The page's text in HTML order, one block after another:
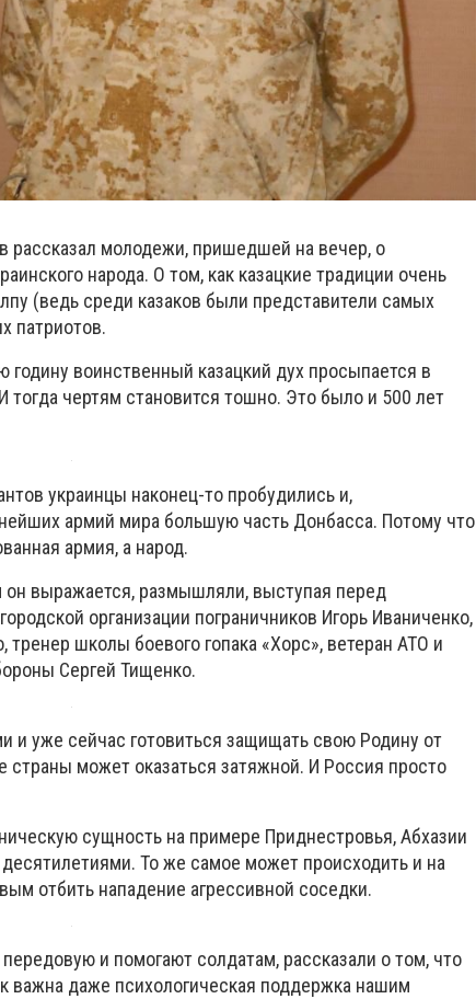
молодежи, пришедшей на вечер, о
народа. О том, как казацкие традиции очень
(ведь среди казаков были представители самых
патриотов.
воинственный казацкий дух просыпается в
чертям становится тошно. Это было и 500 лет
украинцы наконец-то пробудились и,
армий мира большую часть Донбасса. Потому что
армия, а народ.
он выражается, размышляли, выступая перед
организации пограничников Игорь Иваниченко,
школы боевого гопака «Хорс», ветеран АТО и
Сергей Тищенко.
и уже сейчас готовиться защищать свою Родину от
страны может оказаться затяжной. И Россия просто
сущность на примере Приднестровья, Абхазии
То же самое может происходить и на
отбить нападение агрессивной соседки.
и помогают солдатам, рассказали о том, что
важна даже психологическая поддержка нашим